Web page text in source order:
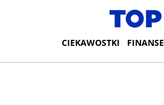
CIEKAWOSTKI FINANSE